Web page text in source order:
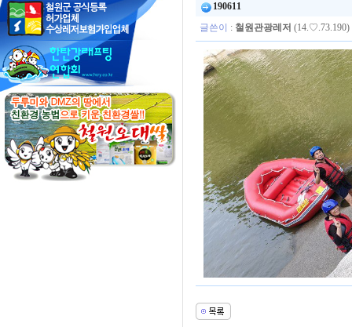
190611
글쓴이
: 철원관광레저 (14.♡.73.190)